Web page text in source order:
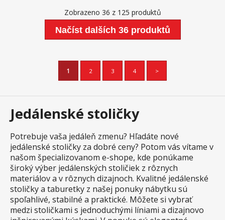
Zobrazeno 36 z 125 produktů
Načíst dalších 36 produktů
1 2 3 4 >
Jedálenské stoličky
Potrebuje vaša jedáleň zmenu? Hľadáte nové
jedálenské stoličky za dobré ceny? Potom vás vítame v
našom špecializovanom e-shope, kde ponúkame
široký výber jedálenských stoličiek z rôznych
materiálov a v rôznych dizajnoch. Kvalitné jedálenské
stoličky a taburetky z našej ponuky nábytku sú
spoľahlivé, stabilné a praktické. Môžete si vybrať
medzi stoličkami s jednoduchými líniami a dizajnovo